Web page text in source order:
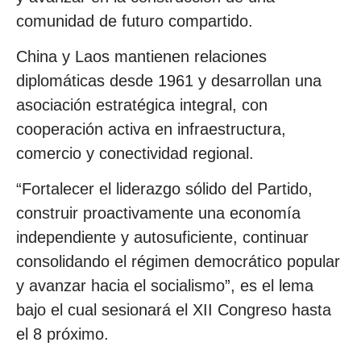
comunidad de futuro compartido.
China y Laos mantienen relaciones
diplomáticas desde 1961 y desarrollan una
asociación estratégica integral, con
cooperación activa en infraestructura,
comercio y conectividad regional.
“Fortalecer el liderazgo sólido del Partido,
construir proactivamente una economía
independiente y autosuficiente, continuar
consolidando el régimen democrático popular
y avanzar hacia el socialismo”, es el lema
bajo el cual sesionará el XII Congreso hasta
el 8 próximo.